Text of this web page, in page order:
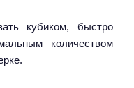
кубиком, быстро
количеством